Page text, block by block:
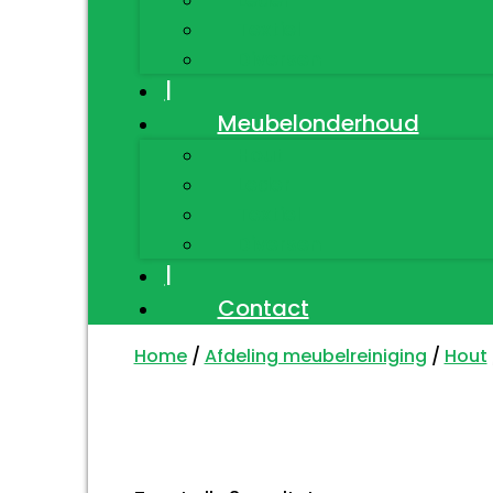
|
Meubelonderhoud
|
Contact
Home/ Afdeling meubelreiniging / Hout